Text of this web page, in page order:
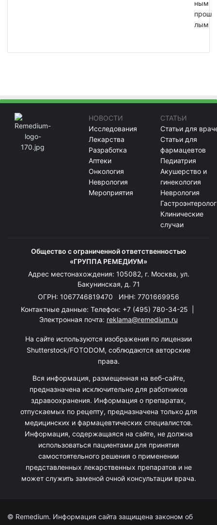
ным
прош
лым
НОВОСТИ
Исследования
Лекарства
Разработка
Аптеки
Онкология
Неврология
Мероприятия
СТАТЬИ
Статьи для
Статьи для
фармацевтов
Педиатрия
Акушерство и
гинекология
Неврология
Клинические
случаи
Общество с ограниченной ответственностью
«ГРУППА РЕМЕДИУМ»
Адрес местонахождения: 105082, г. Москва, ул.
Бакунинская, д. 71
ОГРН: 1067746819470 ИНН: 7701669956
Контактные данные: Телефон: +7 (495) 780-34-25
Электронная почта: reklama@remedium.ru
На сайте используются изображения по лицензии
Shutterstock/FOTODOM, соблюдаются авторские
права.
Вся информация, размещенная на веб-сайте,
предназначена исключительно для работников
здравоохранения. Информация о препаратах,
отпускаемых по рецепту, предназначена только для
медицинских и фармацевтических специалистов.
Информация, содержащаяся на сайте, не должна
использоваться пациентами для принятия
самостоятельного решения о применении
представленных лекарственных препаратов и не
может служить заменой очной консультации врача.
© Remedium. Информация сайта защищена законом об